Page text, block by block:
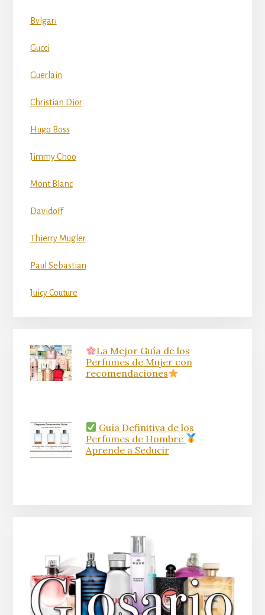
Bvlgari
Gucci
Guerlain
Christian Dior
Hugo Boss
Jimmy Choo
Mont Blanc
Davidoff
Thierry Mugler
Paul Sebastian
Juicy Couture
La Mejor Guía de los
Perfumes de Mujer con
recomendaciones
Guía Definitiva de los
Perfumes de Hombre
Aprende a Seducir